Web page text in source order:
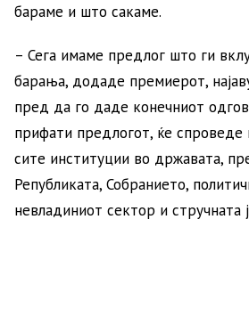
бараме и што сакаме.
– Сега имаме предлог што ги
барања, додаде премиерот,
пред да го даде конечниот
прифати предлогот, ќе спроведе
сите институции во државата,
Републиката, Собранието,
невладиниот сектор и стручната